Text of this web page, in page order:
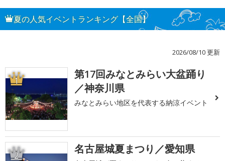
夏の人気イベントランキング【全国】
2026/08/10 更新
1
第17回みなとみらい大盆踊り
／神奈川県
みなとみらい地区を代表する納涼イベント
2 名古屋城夏まつり／愛知県